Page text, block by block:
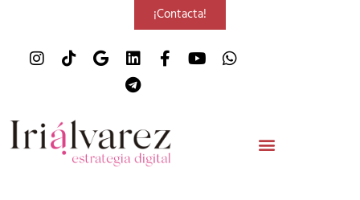
¡Contacta!